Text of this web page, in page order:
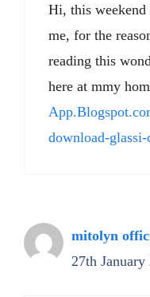
Hi, this
me, for the
reading this
here at mmy
download-
mitolyn
27th